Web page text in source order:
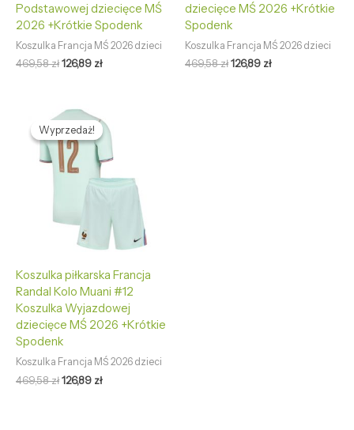
Podstawowej dziecięce MŚ
2026 +Krótkie Spodenk
Koszulka Francja MŚ 2026 dzieci
469,58zł126,89 zł
dziecięce MŚ 2026 +Krótkie
Spodenk
Koszulka Francja MŚ 2026 dzieci
469,58zł126,89 zł
Wyprzedaż!
Wyprzedaż!
Koszulka piłkarska Francja
Randal Kolo Muani #12
Koszulka Wyjazdowej
dziecięce MŚ 2026 +Krótkie
Spodenk
Koszulka Francja MŚ 2026 dzieci
469,58zł
Pierwotna
cena
wynosiła:
469,58 zł.
126,89 zł
cena
wynosi:
126,89 zł.